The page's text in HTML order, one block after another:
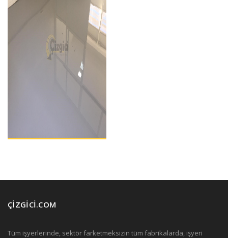
ÇİZGİCİ.COM
Tüm işyerlerinde, sektör farketmeksizin tüm fabrikalarda, işyeri